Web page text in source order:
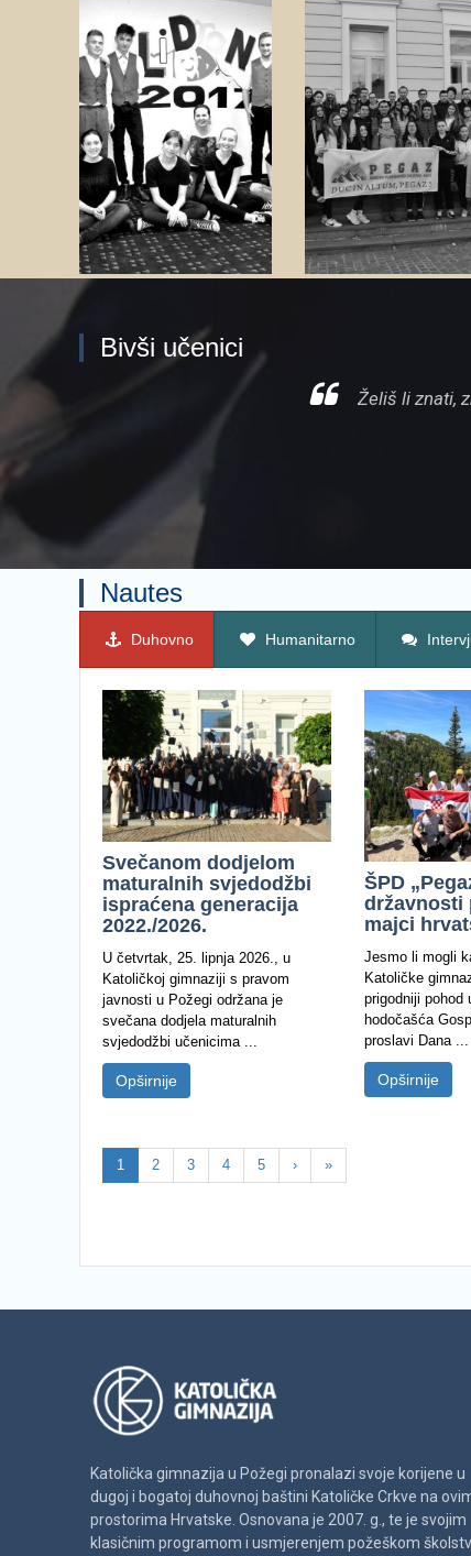
Dramsko-
jezična
radionica
Zanima
me
Školsko
planinarsko
društvo
Pegaz
Zanima
me
Bivši učenici
Želiš li znati,
Nautes
Duhovno Humanitarno
Svečanom dodjelom
maturalnih svjedodžbi
ispraćena generacija
2022./2026.
U četvrtak, 25. lipnja 2026., u
Katoličkoj gimnaziji s pravom
javnosti u Požegi održana je
svečana dodjela maturalnih
svjedodžbi učenicima ...
Opširnije
ŠPD
državnosti
majci
Jesmo li mogli
Katoličke
prigodniji pohod
hodočašća
proslavi Dana ...
Opširnije
1 2 3 4 5 › »
Katolička gimnazija u Požegi pronalazi svoje korijene u
dugoj i bogatoj duhovnoj baštini Katoličke Crkve na
prostorima Hrvatske. Osnovana je 2007. g., te je svojim
klasičnim programom i usmjerenjem požeškom